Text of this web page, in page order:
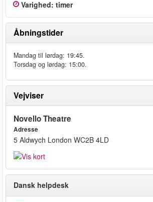
Varighed: timer
Åbningstider
Mandag til lørdag: 19:45.
Torsdag og lørdag: 15:00.
Vejviser
Novello Theatre
Adresse
5 Aldwych London WC2B 4LD
Dansk helpdesk